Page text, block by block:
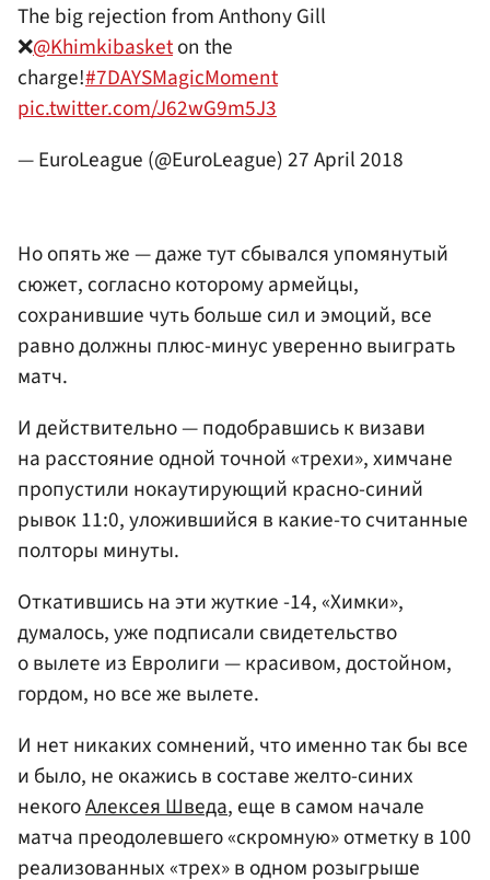
The big rejection from Anthony Gill
❌@Khimkibasketon the
charge!#7DAYSMagicMoment
pic.twitter.com/J62wG9m5J3
— EuroLeague (@EuroLeague)27 April 2018
Но опять же — даже тут сбывался упомянутый
сюжет, согласно которому армейцы,
сохранившие чуть больше сил и эмоций, все
равно должны плюс-минус уверенно выиграть
матч.
И действительно — подобравшись к визави
на расстояние одной точной «трехи», химчане
пропустили нокаутирующий красно-синий
рывок 11:0, уложившийся в какие-то считанные
полторы минуты.
Откатившись на эти жуткие -14, «Химки»,
думалось, уже подписали свидетельство
о вылете из Евролиги — красивом, достойном,
гордом, но все же вылете.
И нет никаких сомнений, что именно так бы все
и было, не окажись в составе желто-синих
некогоАлексея Шведа, еще в самом начале
матча преодолевшего «скромную» отметку в 100
реализованных «трех» в одном розыгрыше